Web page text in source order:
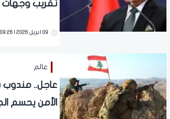
تقريب وجهات
09 ابريل 2026 | 09:26 مساءً
عالم
عاجل..
الأمن يحسم